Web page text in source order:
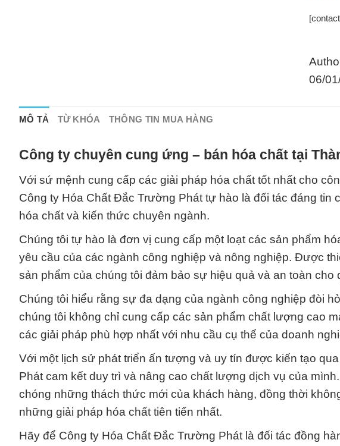
06/
MÔ TẢ TỪ KHÓA THÔNG TIN MUA HÀNG
Công ty chuyên cung ứng – bán hóa chất tại
Với sứ mệnh cung cấp các giải pháp hóa chất tốt nhất cho
Công ty Hóa Chất Đắc Trường Phát tự hào là đối tác đáng tin
hóa chất và kiến thức chuyên ngành.
Chúng tôi tự hào là đơn vị cung cấp một loạt các sản phẩm
yêu cầu của các ngành công nghiệp và nông nghiệp. Được
sản phẩm của chúng tôi đảm bảo sự hiệu quả và an toàn cho
Chúng tôi hiểu rằng sự đa dạng của ngành công nghiệp đòi
chúng tôi không chỉ cung cấp các sản phẩm chất lượng cao
các giải pháp phù hợp nhất với nhu cầu cụ thể của doanh
Với một lịch sử phát triển ấn tượng và uy tín được kiến tạo
Phát cam kết duy trì và nâng cao chất lượng dịch vụ của
chóng những thách thức mới của khách hàng, đồng thời
những giải pháp hóa chất tiên tiến nhất.
Hãy để Công ty Hóa Chất Đắc Trường Phát là đối tác đồng